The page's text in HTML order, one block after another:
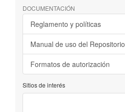
DOCUMENTACIÓN
Reglamento y políticas
Manual de uso del Repositorio
Formatos de autorización
Sitios de interés